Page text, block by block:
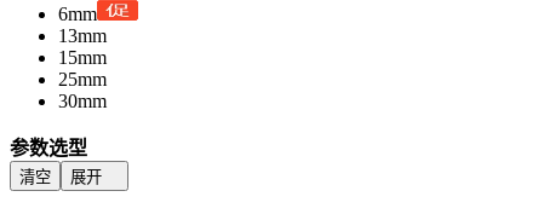
6mm
13mm
15mm
25mm
30mm
参数选型
清空 展开